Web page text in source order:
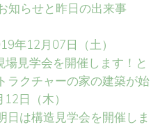
知らせと昨日の出来事
年12月07日（土）
見学会を開催します！と
クチャーの家の建築が始
日（木）
は構造見学会を開催しま